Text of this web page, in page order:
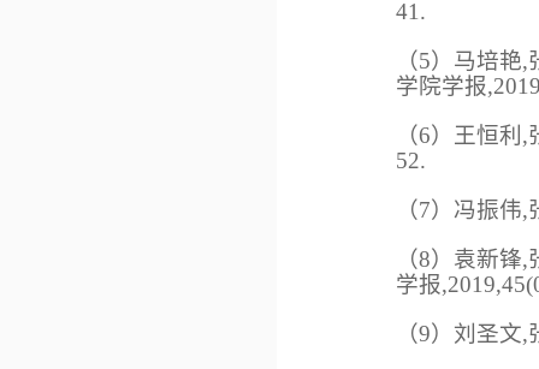
41.
（5）马培
学院学报
（6）王恒
52.
（7）冯振伟
（8）袁新
学报
（9）刘圣文